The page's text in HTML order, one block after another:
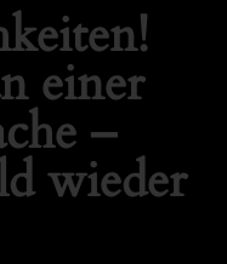
einer
–
wieder